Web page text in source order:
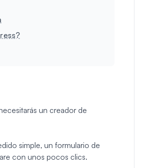
un creador de
simple, un formulario de
con unos pocos clics.